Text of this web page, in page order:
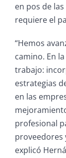
en pos de
requiere el
“Hemos
camino. En
trabajo:
estrategias
en las
profesional
proveedores
explicó